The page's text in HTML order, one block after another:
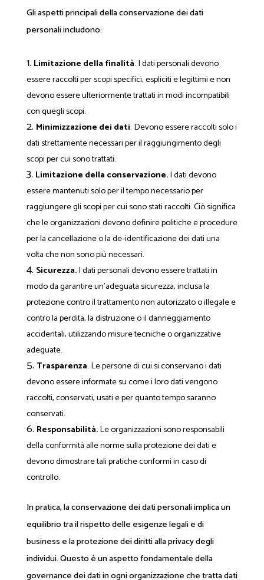
Gli aspetti principali della conservazione dei dati
personali includono:
Limitazione della finalità. I dati personali devono
essere raccolti per scopi specifici, espliciti e legittimi e non
devono essere ulteriormente trattati in modi incompatibili
con quegli scopi.
Minimizzazione dei dati. Devono essere raccolti solo i
dati strettamente necessari per il raggiungimento degli
scopi per cui sono trattati.
Limitazione della conservazione.I dati devono
essere mantenuti solo per il tempo necessario per
raggiungere gli scopi per cui sono stati raccolti. Ciò significa
che le organizzazioni devono definire politiche e procedure
per la cancellazione o la de-identificazione dei dati una
volta che non sono più necessari.
Sicurezza.I dati personali devono essere trattati in
modo da garantire un'adeguata sicurezza, inclusa la
protezione contro il trattamento non autorizzato o illegale e
contro la perdita, la distruzione o il danneggiamento
accidentali, utilizzando misure tecniche o organizzative
adeguate.
Trasparenza. Le persone di cui si conservano i dati
devono essere informate su come i loro dati vengono
raccolti, conservati, usati e per quanto tempo saranno
conservati.
Responsabilità.Le organizzazioni sono responsabili
della conformità alle norme sulla protezione dei dati e
devono dimostrare tali pratiche conformi in caso di
controllo.
In pratica, la conservazione dei dati personali implica un
equilibrio tra il rispetto delle esigenze legali e di
business e la protezione dei diritti alla privacy degli
individui. Questo è un aspetto fondamentale della
governance dei dati in ogni organizzazione che tratta dati